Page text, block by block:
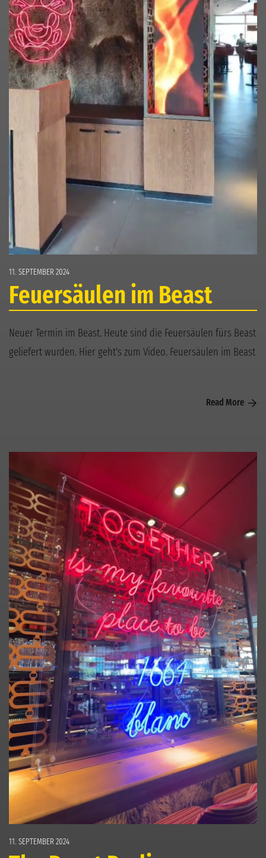
11. SEPTEMBER 2024
Feuersäulen im Beast
Neuer Termin im Beast. Heute sind die Feuersäulen fürs Beast
geliefert wurden. Hier geht’s zum Video. Feuersäulen im Beast
Read More
11. SEPTEMBER 2024